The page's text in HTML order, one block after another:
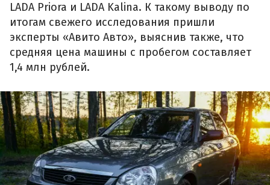
LADA Priora и LADA Kalina. К такому выводу по
итогам свежего исследования пришли
эксперты «Авито Авто», выяснив также, что
средняя цена машины с пробегом составляет
1,4 млн рублей.